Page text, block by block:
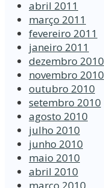
abril 2011
março 2011
fevereiro 2011
janeiro 2011
dezembro 2010
novembro 2010
outubro 2010
setembro 2010
agosto 2010
julho 2010
junho 2010
maio 2010
abril 2010